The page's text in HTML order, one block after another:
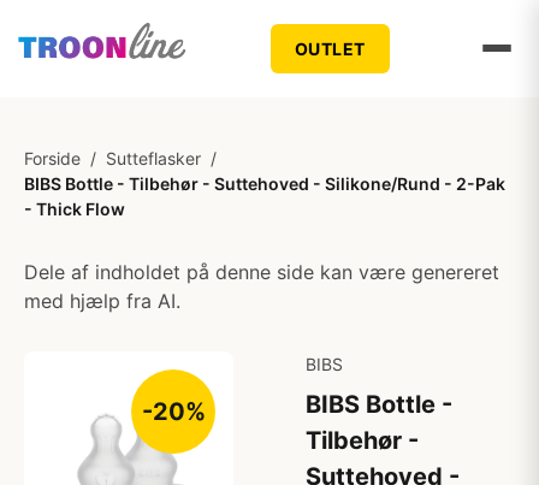
OUTLET
Forside / Sutteflasker /
BIBS Bottle - Tilbehør - Suttehoved - Silikone/Rund - 2-Pak
- Thick Flow
Dele af indholdet på denne side kan være genereret
med hjælp fra AI.
-20%
BIBS
BIBS Bottle -
Tilbehør -
Suttehoved -